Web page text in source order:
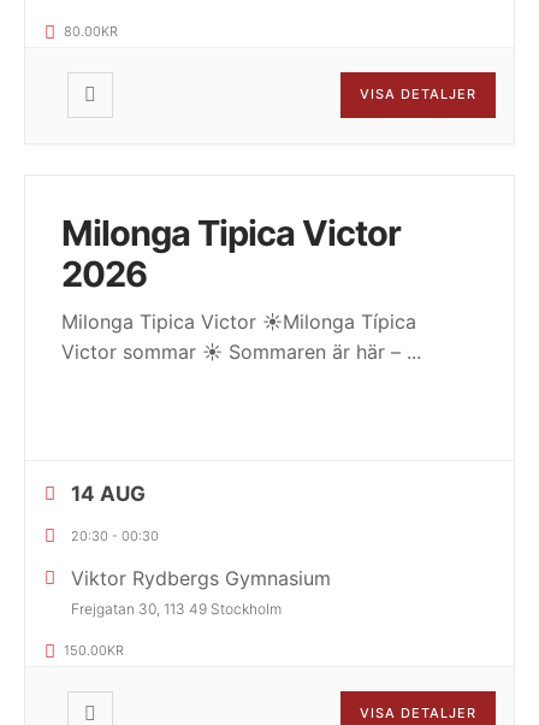
80.00KR
VISA DETALJER
Milonga Tipica Victor
2026
Milonga Tipica Victor ☀️Milonga Típica
Victor sommar ☀️ Sommaren är här – ...
14 AUG
20:30 - 00:30
Viktor Rydbergs Gymnasium
Frejgatan 30, 113 49 Stockholm
150.00KR
VISA DETALJER